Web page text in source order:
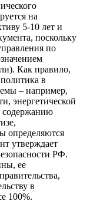
на
5-10 лет и
поскольку
по
Как правило,
в
– например,
энергетической
содержанию
определяются
утверждает
РФ.
ее
в
100%.